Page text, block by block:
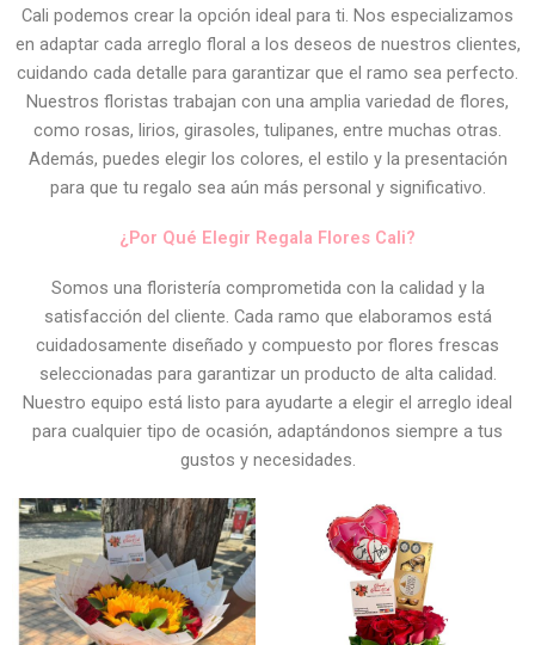
Cali podemos crear la opción ideal para ti. Nos especializamos
en adaptar cada arreglo floral a los deseos de nuestros clientes,
cuidando cada detalle para garantizar que el ramo sea perfecto.
Nuestros floristas trabajan con una amplia variedad de flores,
como rosas, lirios, girasoles, tulipanes, entre muchas otras.
Además, puedes elegir los colores, el estilo y la presentación
para que tu regalo sea aún más personal y significativo.
¿Por Qué Elegir Regala Flores Cali?
Somos una floristería comprometida con la calidad y la
satisfacción del cliente. Cada ramo que elaboramos está
cuidadosamente diseñado y compuesto por flores frescas
seleccionadas para garantizar un producto de alta calidad.
Nuestro equipo está listo para ayudarte a elegir el arreglo ideal
para cualquier tipo de ocasión, adaptándonos siempre a tus
gustos y necesidades.